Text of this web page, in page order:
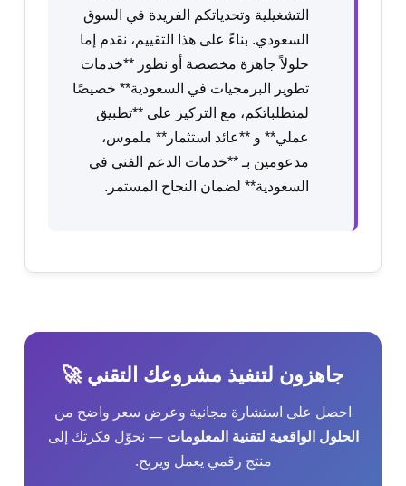
التشغيلية وتحدياتكم الفريدة في السوق
السعودي. بناءً على هذا التقييم، نقدم إما
حلولاً جاهزة مخصصة أو نطور **خدمات
تطوير البرمجيات في السعودية** خصيصًا
لمتطلباتكم، مع التركيز على **تطبيق
عملي** و **عائد استثمار** ملموس،
مدعومين بـ **خدمات الدعم الفني في
السعودية** لضمان النجاح المستمر.
جاهزون لتنفيذ مشروعك التقني 🚀
احصل على استشارة مجانية وعرض سعر واضح من
الحلول الواقعية لتقنية المعلومات — نحوّل فكرتك إلى
منتج رقمي يعمل ويربح.